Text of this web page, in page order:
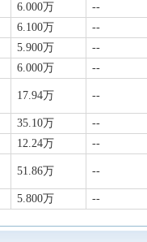
6.000万
--
6.100万
--
5.900万
--
6.000万 --
17.94万 --
35.10万
--
12.24万 --
51.86万 --
5.800万 --